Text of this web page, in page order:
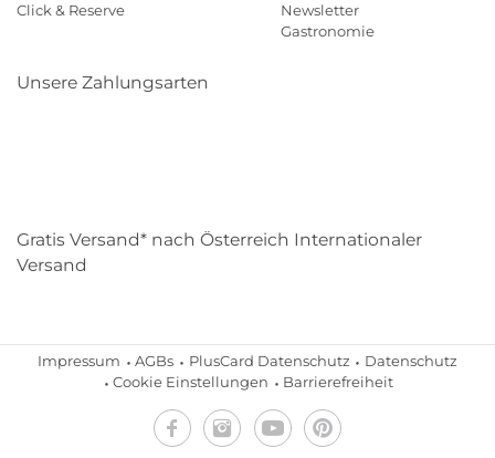
Click & Reserve
Newsletter
Gastronomie
Unsere Zahlungsarten
Gratis Versand* nach Österreich Internationaler
Versand
Impressum AGBs PlusCard Datenschutz
Datenschutz
Cookie Einstellungen
Barrierefreiheit